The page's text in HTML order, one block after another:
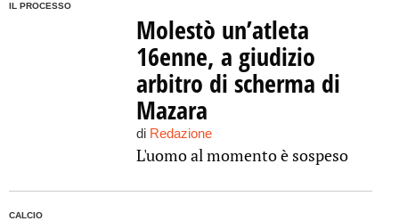
IL PROCESSO
Molestò un’atleta
16enne, a giudizio
arbitro di scherma di
Mazara
di Redazione
L'uomo al momento è sospeso
CALCIO